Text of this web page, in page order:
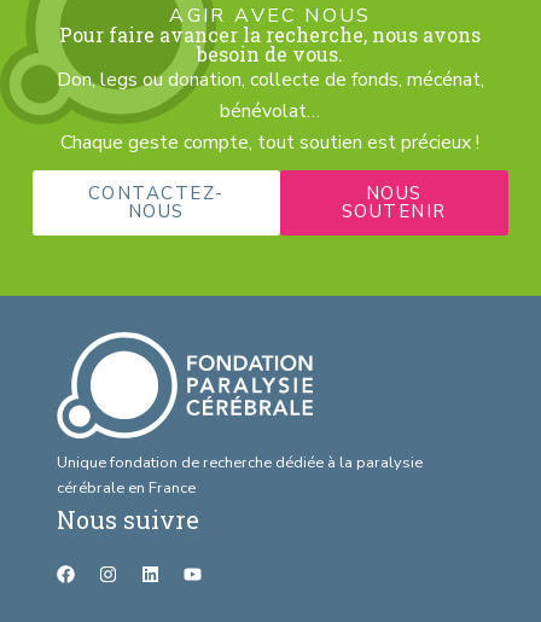
AGIR AVEC NOUS
Pour faire avancer la recherche, nous avons
besoin de vous.
Don, legs ou donation, collecte de fonds, mécénat,
bénévolat…
Chaque geste compte, tout soutien est précieux !
CONTACTEZ-
NOUS
NOUS
SOUTENIR
Unique fondation de recherche dédiée à la paralysie
cérébrale en France
Nous suivre